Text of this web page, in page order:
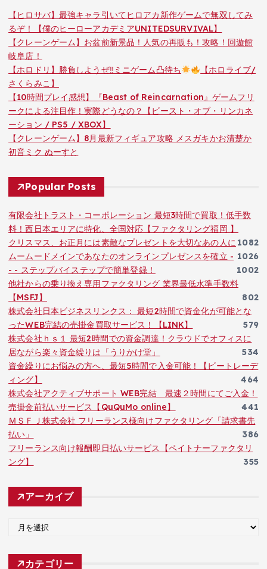
【ヒロサバ】最強キャラ引いてヒロアカ新作ゲームで無双してみ
るぞ！【僕のヒーローアカデミアUNITEDSURVIVAL】
【クレーンゲーム】お盆前新景品！人気の再販も！攻略！回遊館
岐阜店！
【ホロドリ】勝負しようぜ‼ミニゲーム凸待ち
【ホロライブ/
さくらみこ】
【10時間プレイ感想】『Beast of Reincarnation』ゲームフリ
ークによる注目作！実際どうなの？【ビースト・オブ・リンカネ
ーション / PS5 / XBOX】
【クレーンゲーム】8月最新フィギュア攻略 メスガキかお清楚か
初音ミク ぬーすと
Popular Posts
有限会社トラスト・コーポレーション 最短3時間で買取！低手数
料！西日本エリアに特化、全国対応【ファクタリング福岡 】
1082
クリスマス、お正月には素敵なプレゼントを大切なあの人に
1026
ムームードメインであなたのオンラインプレゼンスを確立 -
- - ステップバイステップで簡単登録！
1002
他社からの乗り換え専用ファクタリング 業界最低水準手数料
【MSFJ】
802
株式会社日本ビジネスリンクス： 最短2時間で資金化が可能とな
ったWEB完結の売掛金買取サービス！【LINK】
579
株式会社ｈｓ１ 最短2時間での資金調達！クラウドでオフィスに
居ながら楽々資金繰りは「うりかけ堂」
534
資金繰りにお悩みの方へ、最短5時間で入金可能！【ビートレーデ
ィング】
464
株式会社アクティブサポート WEB完結 最速２時間にてご入金！
売掛金前払いサービス【QuQuMo online】
441
ＭＳＦＪ株式会社 フリーランス様向けファクタリング「請求書先
払い」
386
フリーランス向け報酬即日払いサービス【ペイトナーファクタリ
ング】
355
アーカイブ
カ
カテゴリー